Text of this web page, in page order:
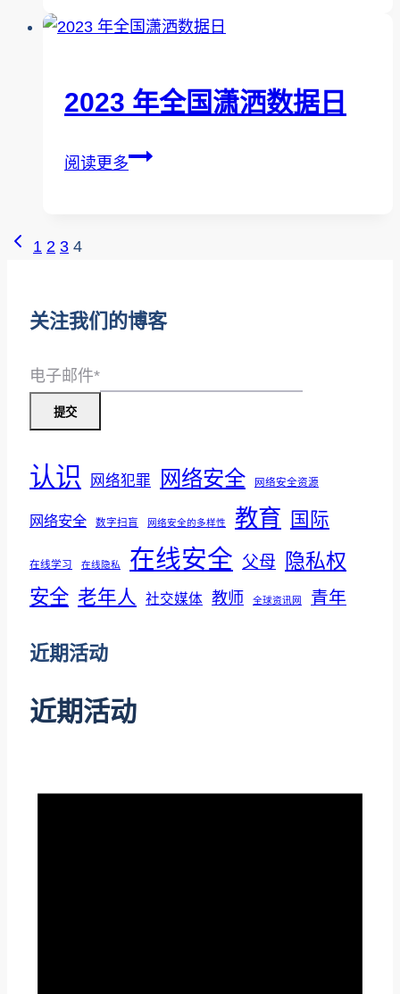
际
及
信
日
2023 年全国潇洒数据日
阅读更多2023
数
页
导
上
1 2 3 4
关注我们的博客
电子邮件*
提交
认识 网络犯罪 网络安全 网络安全资源
网络安全 数字扫盲 网络安全的多样性 教育 国际
在线学习 在线隐私 在线安全 父母 隐私权
安全 老年人 社交媒体 教师 全球资讯网 青年
近期活动
近期活动